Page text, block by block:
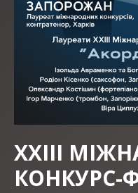
XXIII
КОНКУРС-